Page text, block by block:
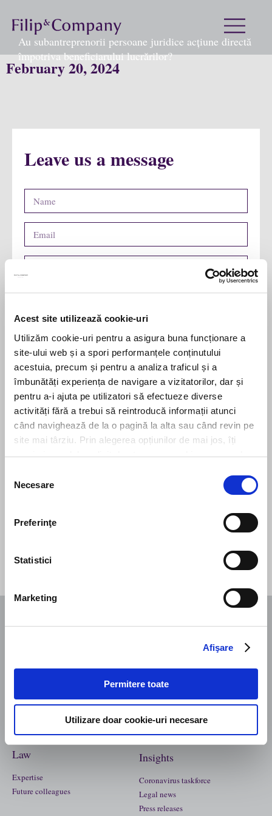
Acest site utilizează cookie-uri
Utilizăm cookie-uri pentru a asigura buna funcționare a
site-ului web și a spori performanțele conținutului
acestuia, precum și pentru a analiza traficul și a
îmbunătăți experiența de navigare a vizitatorilor, dar și
pentru a-i ajuta pe utilizatori să efectueze diverse
activități fără a trebui să reintroducă informații atunci
când navighează de la o pagină la alta sau când revin pe
site mai târziu. Prin alegerea opțiunilor de mai jos, îți
exprimi acordul explicit de stocare a cookies pe care le-
consimțământului
Necesare
Preferinţe
Statistici
Marketing
Afişare
Permitere toate
Utilizare doar cookie-uri necesare
February 20, 2024
Au subantreprenorii persoane juridice acțiune directă
împotriva beneficiarului lucrărilor?
Leave us a message
Send message
Subscribe to our newsletter
Stay up to date with the latest. Join Our Email List.
Business
Recognitions
Law
Expertise
Future colleagues
Insights
Coronavirus taskforce
Legal news
Press releases